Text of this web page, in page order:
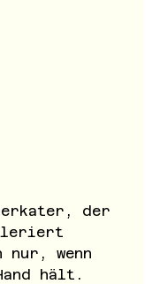
nur, wenn
hält.